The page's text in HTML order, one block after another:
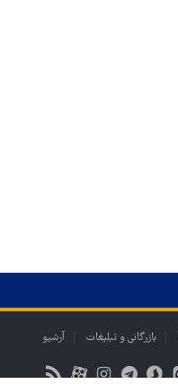
بازرگانی و تبلیغات آرشیو